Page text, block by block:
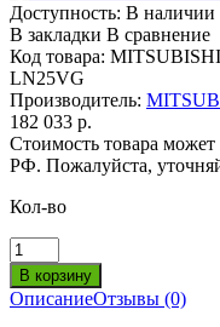
Доступность: В наличии
В закладки В сравнение
Код товара:
LN25VG
Производитель:
182 033 р.
Стоимость товара
РФ. Пожалуйста,
Кол-во
ОписаниеОтзывы (0)